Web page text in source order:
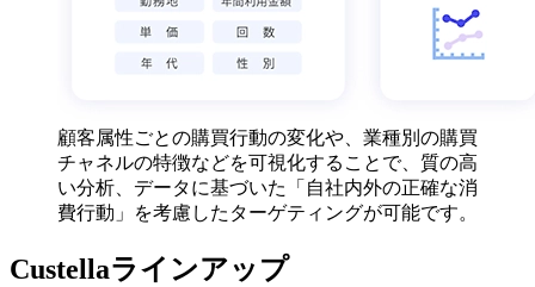
顧客属性ごとの購買行動の変化や、業種別の購買
チャネルの特徴などを可視化することで、質の高
い分析、データに基づいた「自社内外の正確な消
費行動」を考慮したターゲティングが可能です。
Custellaラインアップ